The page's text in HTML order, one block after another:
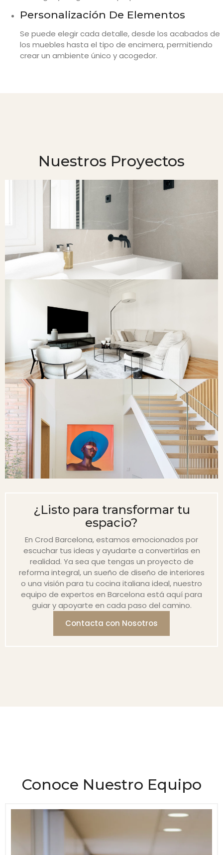
Personalización De Elementos
Se puede elegir cada detalle, desde los acabados de
los muebles hasta el tipo de encimera, permitiendo
crear un ambiente único y acogedor.
Nuestros Proyectos
¿Listo para transformar tu
espacio?
En Crod Barcelona, estamos emocionados por
escuchar tus ideas y ayudarte a convertirlas en
realidad. Ya sea que tengas un proyecto de
reforma integral, un sueño de diseño de interiores
o una visión para tu cocina italiana ideal, nuestro
equipo de expertos en Barcelona está aquí para
guiar y apoyarte en cada paso del camino.
Contacta con Nosotros
Conoce Nuestro Equipo